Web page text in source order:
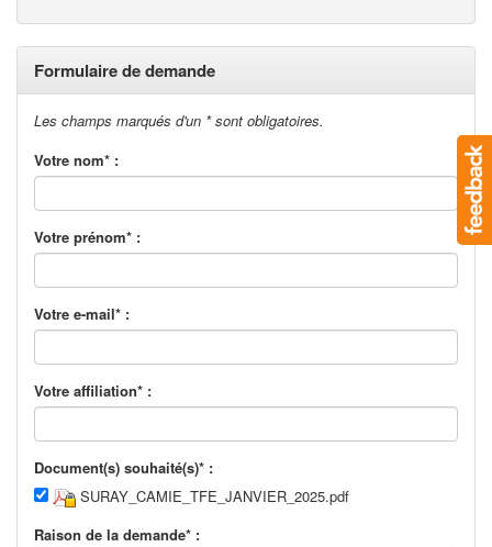
Formulaire de demande
Les champs marqués d'un * sont obligatoires.
Votre nom* :
Votre prénom* :
Votre e-mail* :
Votre affiliation* :
Document(s) souhaité(s)* :
SURAY_CAMIE_TFE_JANVIER_2025.pdf
Raison de la demande* :